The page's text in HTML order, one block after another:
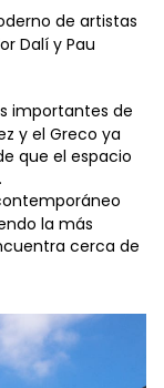
de artistas
Dalí y Pau
importantes de
y el Greco ya
que el espacio
la más
cerca de